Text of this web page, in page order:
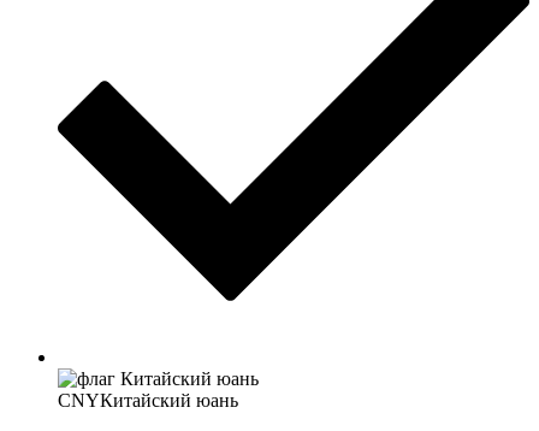
CNYКитайский юань